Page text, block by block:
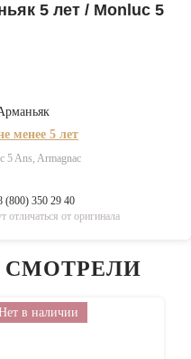
5 лет / Monluc 5
менее 5 лет
Ans, Armagnac
(800) 350 29 40
отличаться от оригинала
в наличии